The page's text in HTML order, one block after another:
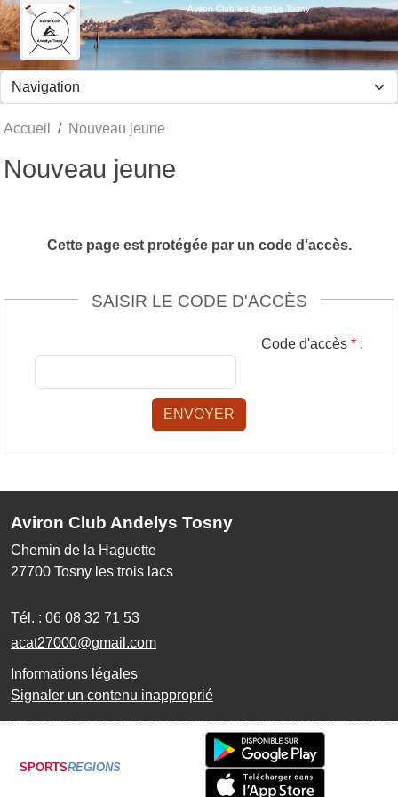
Aviron Club les Andelys Tosny
Accueil Nouveau jeune
Nouveau jeune
Cette page est protégée par un code d'accès.
SAISIR LE CODE D'ACCÈS
Code d'accès * :
ENVOYER
Aviron Club Andelys Tosny
Chemin de la Haguette
27700 Tosny les trois lacs
Tél. : 06 08 32 71 53
acat27000@gmail.com
Informations légales
Signaler un contenu inapproprié
SPORTSREGIONS
Panneau de gestion des cookies